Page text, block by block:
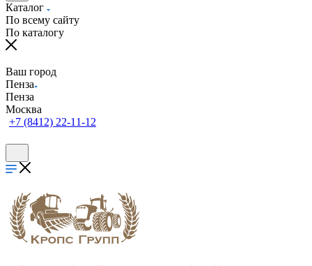
Каталог
По всему сайту
По каталогу
Ваш город
Пенза
Пенза
Москва
+7 (8412) 22-11-12